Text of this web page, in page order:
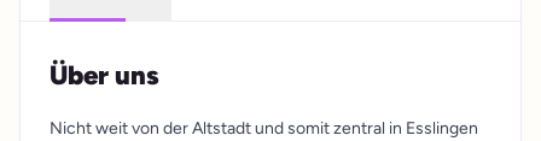
Über uns
Nicht weit von der Altstadt und somit zentral in Esslingen